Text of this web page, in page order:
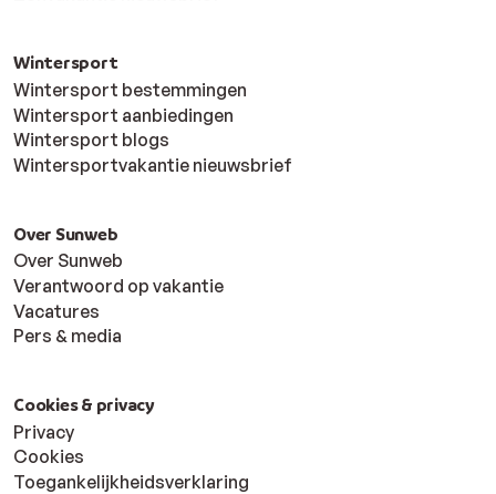
Wintersport
Wintersport bestemmingen
Wintersport aanbiedingen
Wintersport blogs
Wintersportvakantie nieuwsbrief
Over Sunweb
Over Sunweb
Verantwoord op vakantie
Vacatures
Pers & media
Cookies & privacy
Privacy
Cookies
Toegankelijkheidsverklaring